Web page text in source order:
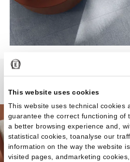
This website uses cookies
This website uses technical cookies
guarantee the correct functioning of
a better browsing experience and,
statistical cookies, toanalyse our
information on the way the website
visited pages, andmarketing
Sixty